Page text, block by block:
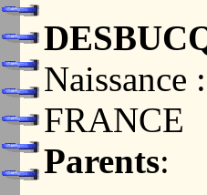
Naissance
FRANCE
Parents: